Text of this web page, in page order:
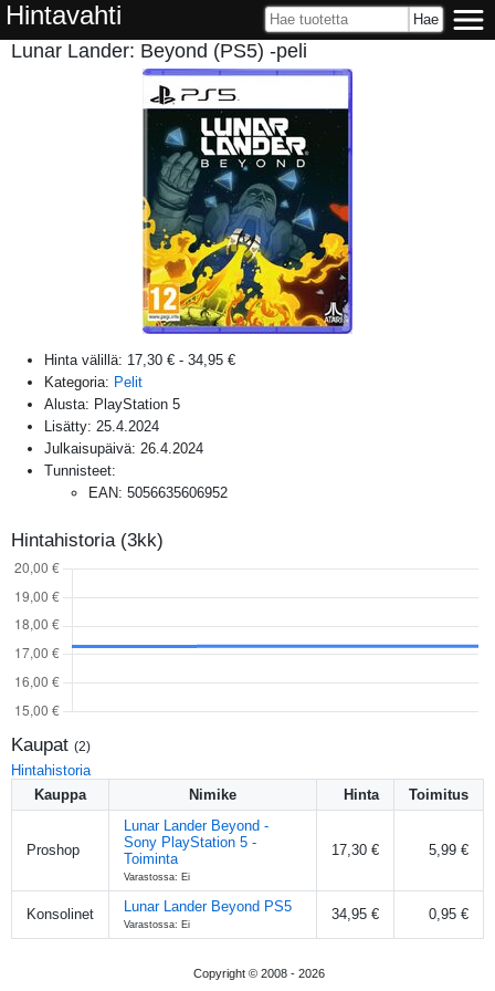
Hintavahti
Lunar Lander: Beyond (PS5) -peli
Hinta välillä: 17,30 € - 34,95 €
Kategoria: Pelit
Alusta: PlayStation 5
Lisätty: 25.4.2024
Julkaisupäivä: 26.4.2024
Tunnisteet:
EAN: 5056635606952
Hintahistoria (3kk)
Kaupat (2)
Hintahistoria
Kauppa
Nimike Hinta Toimitus
Proshop
Lunar Lander Beyond -
Sony PlayStation 5 -
Toiminta
Varastossa: Ei
17,30 € 5,99 €
Konsolinet Lunar Lander Beyond PS5
Varastossa: Ei
34,95 € 0,95 €
Copyright © 2008 - 2026